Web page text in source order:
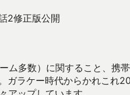
2修正版公開
ム多数）に関すること、
ガラケー時代からかれこ